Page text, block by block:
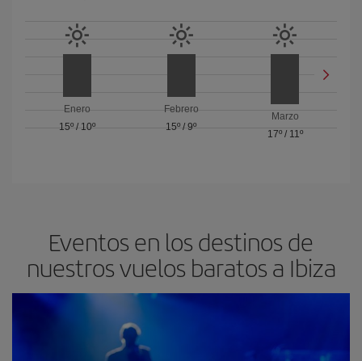
Enero
15º/ 10º
Febrero
15º / 9º
Marzo
17º/ 11º
Eventos en los destinos de
nuestros vuelos baratos a Ibiza